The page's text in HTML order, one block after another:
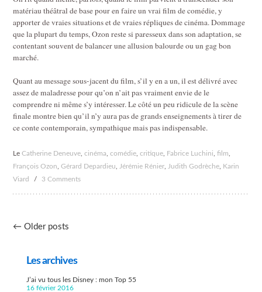
matériau théâtral de base pour en faire un vrai film de comédie, y
apporter de vraies situations et de vraies répliques de cinéma. Dommage
que la plupart du temps, Ozon reste si paresseux dans son adaptation, se
contentant souvent de balancer une allusion balourde ou un gag bon
marché.
Quant au message sous-jacent du film, s’il y en a un, il est délivré avec
assez de maladresse pour qu’on n’ait pas vraiment envie de le
comprendre ni même s’y intéresser. Le côté un peu ridicule de la scène
finale montre bien qu’il n’y aura pas de grands enseignements à tirer de
ce conte contemporain, sympathique mais pas indispensable.
LeCatherine Deneuve ,cinéma ,comédie ,critique Fabrice Luchini ,film
François Ozon ,Gérard Depardieu Jérémie Rénier Judith Godrèche
Karin
Viard
/ 3 Comments
Post
← Older posts
Les archives
J’ai vu tous les Disney : mon Top 55
16 février 2016